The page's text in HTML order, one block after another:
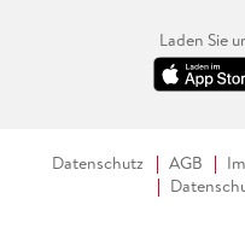
Laden Sie
Datenschutz AGB